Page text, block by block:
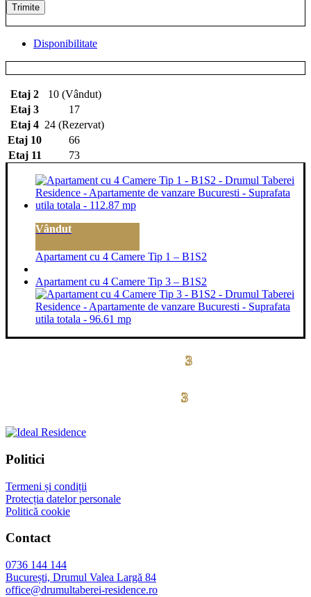
Disponibilitate
Etaj 2
10 (Vândut)
Etaj 3
17
Etaj 4 24 (Rezervat)
Etaj 10
66
Etaj 11
73
Vândut
Apartament cu 4 Camere Tip 1 – B1S2
Apartament cu 4 Camere Tip 3 – B1S2
3
3
Politici
Termeni și condiții
Protecția datelor personale
Politică cookie
Contact
0736 144 144
București, Drumul Valea Largă 84
office@drumultaberei-residence.ro